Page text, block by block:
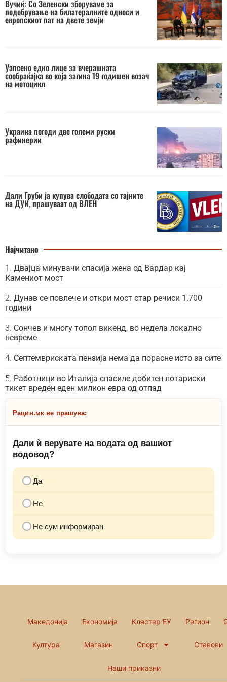
Вучиќ: Со Зеленски зборуваме за
подобрување на билатералните односи и
европскиот пат на двете земји
Уапсено едно лице за вчерашната
сообраќајка во која загина 19 годишен возач
на мотоцикл
Украина погоди две големи руски
рафинерии
Дали Груби ја купува слободата со тајните
на ДУИ, прашуваат од ВЛЕН
Најчитано
Двајца минувачи спасија жена од Вардар кај
Камениот мост
Дунав се повлече и откри мост стар речиси 1.700
години
Сончев и многу топол викенд, во недела локално
невреме
Септемвриската пензија нема да порасне исто за сите
Работници во Италија спасиле добитен лотариски
тикет вреден еден милион евра од отпад
Рацин.мк ве прашува:
Дали ѝ верувате на водата од вашиот
водовод?
Да
Не
Не сум информиран
Македонија Економија Кластер ЕУ Регион
Култура Магазин Спорт Ставови
Наши приказни